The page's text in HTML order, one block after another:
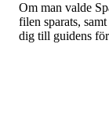
Om man valde
filen sparats,
dig till guidens